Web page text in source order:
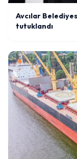
Avcılar
tutuklandı